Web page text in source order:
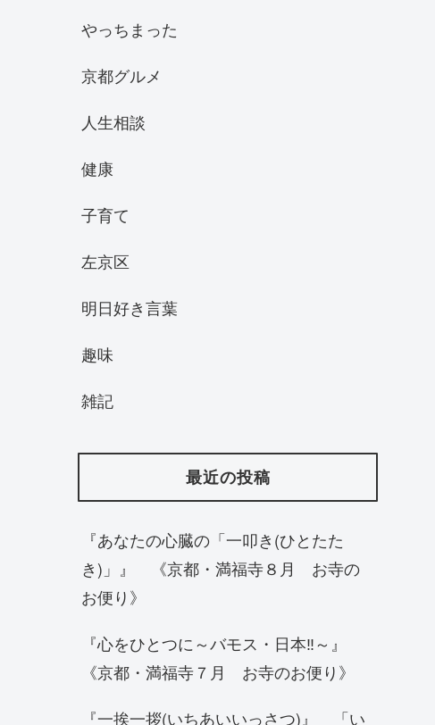
やっちまった
京都グルメ
人生相談
健康
子育て
左京区
明日好き言葉
趣味
雑記
最近の投稿
『あなたの心臓の「一叩き(ひとたた
き)」』 《京都・満福寺８月 お寺の
お便り》
『心をひとつに～バモス・日本‼～』
《京都・満福寺７月 お寺のお便り》
『一挨一拶(いちあいいっさつ)』 「い